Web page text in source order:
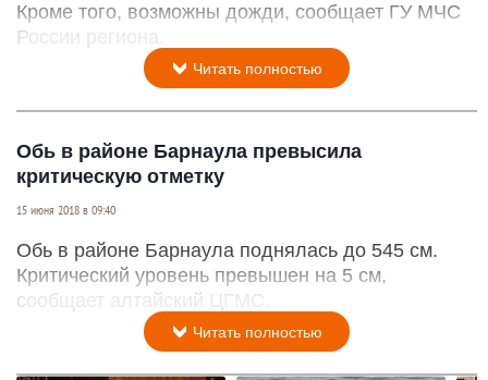
Кроме того, возможны дожди, сообщает ГУ МЧС
России региона.
Читать полностью
Обь в районе Барнаула превысила
критическую отметку
15 июня 2018 в 09:40
Обь в районе Барнаула поднялась до 545 см.
Критический уровень превышен на 5 см,
сообщает алтайский ЦГМС.
Читать полностью